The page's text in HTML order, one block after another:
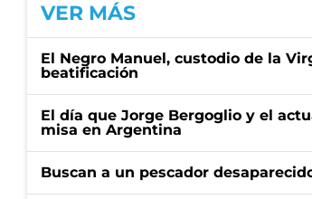
VER MÁS
El Negro Manuel, custodio de la
beatificación
El día que Jorge Bergoglio y el
misa en Argentina
Buscan a un pescador